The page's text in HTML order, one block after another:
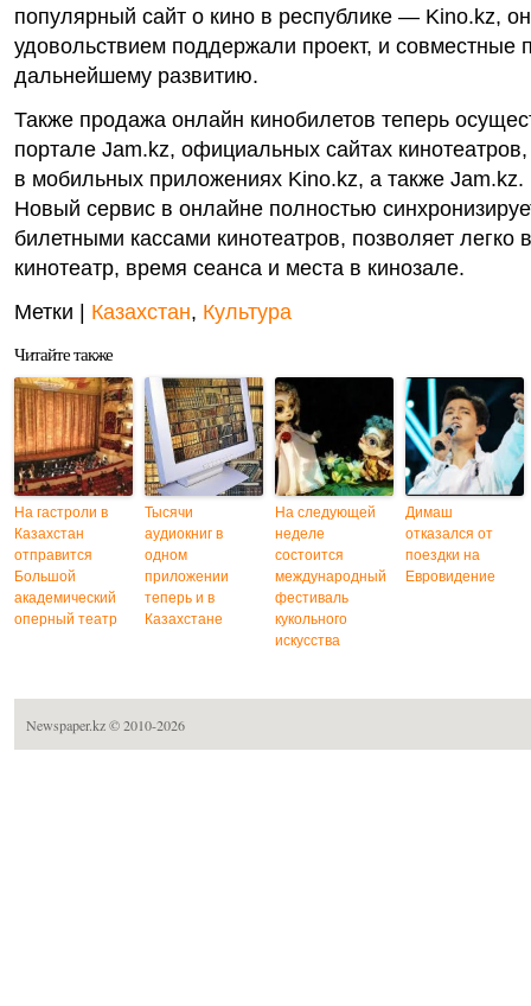
популярный сайт о кино в республике — Kino.kz,
удовольствием поддержали проект, и совместные
дальнейшему развитию.
Также продажа онлайн кинобилетов теперь
портале Jam.kz, официальных сайтах
в мобильных приложениях Kino.kz, а также Jam.kz.
Новый сервис в онлайне полностью
билетными кассами кинотеатров, позволяет
кинотеатр, время сеанса и места в кинозале.
Метки | Казахстан, Культура
Читайте также
На гастроли в
Казахстан
отправится
Большой
академический
оперный театр
Тысячи
аудиокниг в
одном
приложении
теперь и в
Казахстане
На следующей
неделе
состоится
международный
фестиваль
кукольного
искусства
Димаш
отказался от
поездки на
Евровидение
Newspaper.kz© 2010-2026